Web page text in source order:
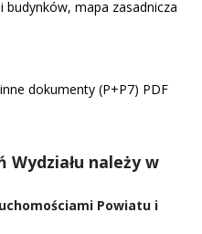
mapa zasadnicza
dokumenty (P+P7) PDF
Wydziału należy w
Powiatu i